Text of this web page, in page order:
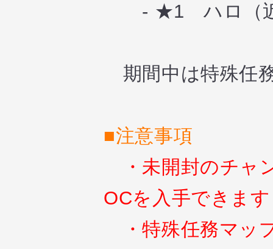
- ★1 ハロ（近
期間中は特殊任
■注意事項
・未開封のチャ
OCを入手できます
・特殊任務マッ